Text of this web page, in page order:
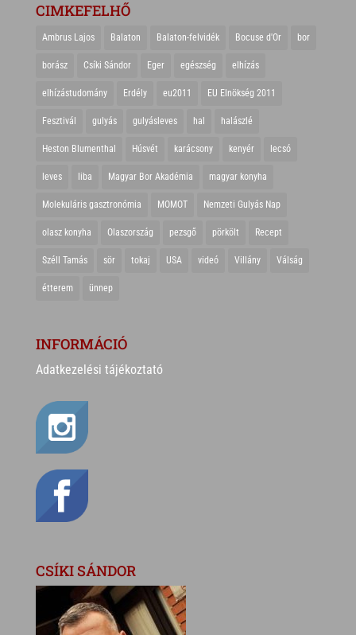
CIMKEFELHŐ
Ambrus Lajos Balaton Balaton-felvidék Bocuse d'Or bor
borász Csíki Sándor Eger egészség elhízás
elhízástudomány Erdély eu2011 EU Elnökség 2011
Fesztivál gulyás gulyásleves hal halászlé
Heston Blumenthal Húsvét karácsony kenyér lecsó
leves liba Magyar Bor Akadémia magyar konyha
Molekuláris gasztronómia MOMOT Nemzeti Gulyás Nap
olasz konyha Olaszország pezsgő pörkölt Recept
Széll Tamás sör tokaj USA videó Villány Válság
étterem ünnep
INFORMÁCIÓ
Adatkezelési tájékoztató
CSÍKI SÁNDOR